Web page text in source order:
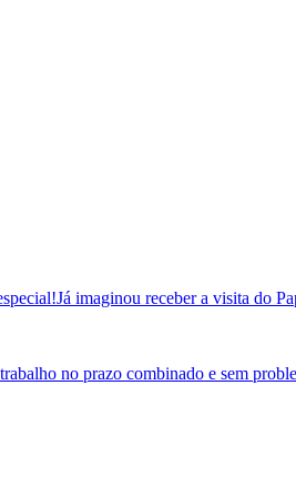
imaginou receber a visita do
no prazo combinado e sem